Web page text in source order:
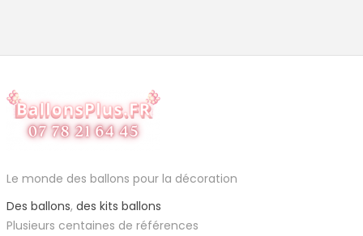
Le monde des ballons pour la décoration
Des ballons, des kits ballons
Plusieurs centaines de références